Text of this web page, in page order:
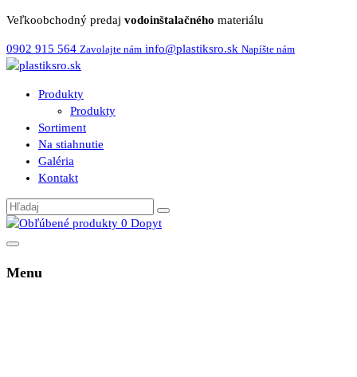
Veľkoobchodný predaj vodoinštalačného materiálu
0902 915 564 Zavolajte nám info@plastiksro.sk Napíšte nám
Produkty
Produkty
Sortiment
Na stiahnutie
Galéria
Kontakt
0 Dopyt
Menu